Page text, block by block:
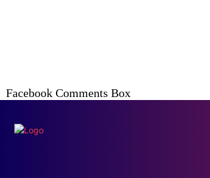
Facebook Comments Box